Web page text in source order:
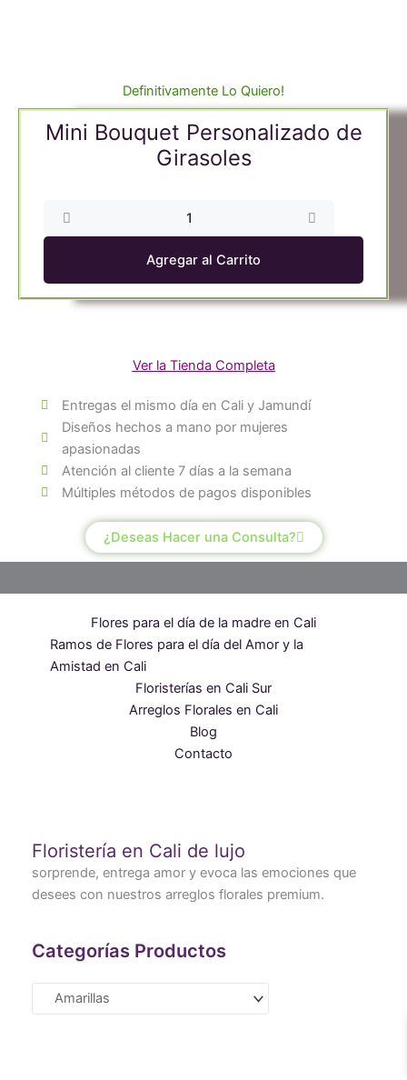
Definitivamente Lo Quiero!
Mini Bouquet Personalizado de
Girasoles
Personalizado
Girasoles
Agregar al Carrito
Ver la Tienda Completa
Entregas el mismo día en Cali y Jamundí
Diseños hechos a mano por mujeres
apasionadas
Atención al cliente 7 días a la semana
Múltiples métodos de pagos disponibles
¿Deseas Hacer una Consulta?
Flores para el día de la madre en Cali
Ramos de Flores para el día del Amor y la
Amistad en Cali
Floristerías en Cali Sur
Arreglos Florales en Cali
Blog
Contacto
Floristería en Cali de lujo
sorprende, entrega amor y evoca las emociones que
desees con nuestros arreglos florales premium.
Categorías Productos